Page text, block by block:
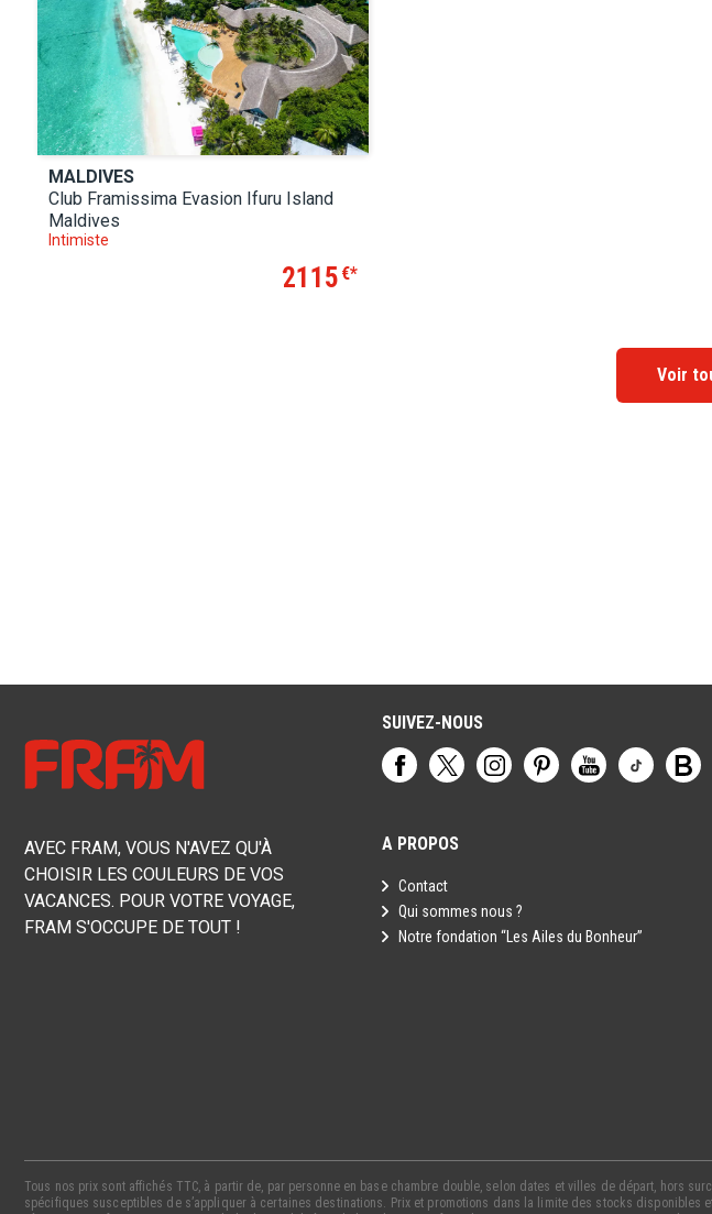
MALDIVES
Club Framissima Evasion Ifuru Island
Maldives
Intimiste
2115 €
Voir
SUIVEZ-NOUS
AVEC FRAM, VOUS N'AVEZ QU'À
CHOISIR LES COULEURS DE VOS
VACANCES. POUR VOTRE VOYAGE,
FRAM S'OCCUPE DE TOUT !
A PROPOS
Contact
Qui sommes nous ?
Notre fondation “Les Ailes du Bonheur”
Tous nos prix sont affichés TTC, à partir de, par personne en base chambre double, selon dates et villes de départ, hors
spécifiques susceptibles de s’appliquer à certaines destinations. Prix et promotions dans la limite des stocks